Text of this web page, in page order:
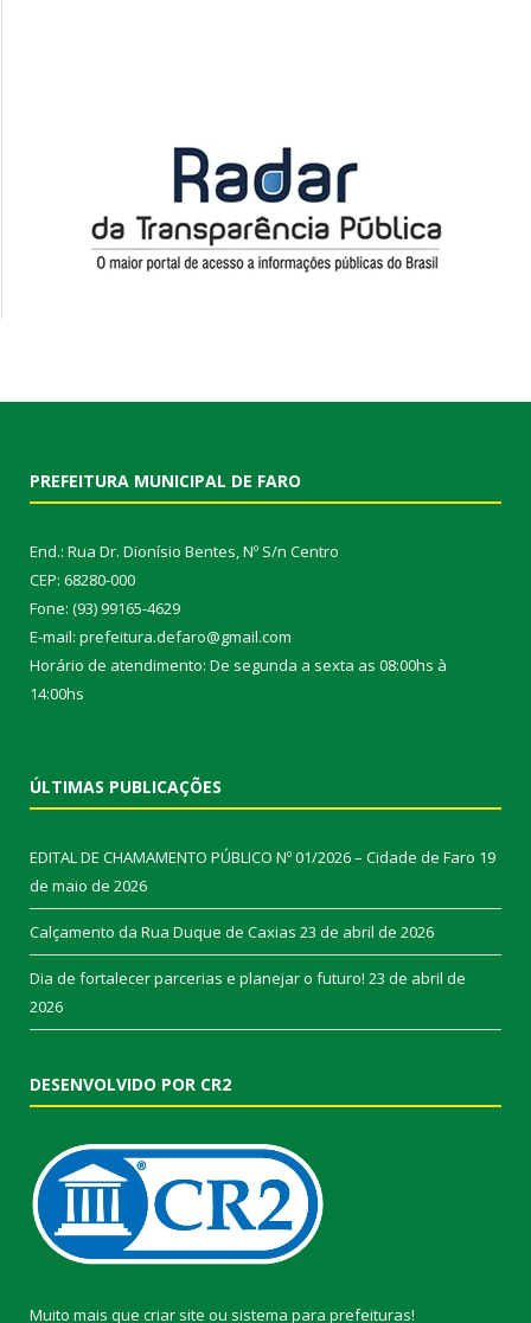
PREFEITURA MUNICIPAL DE FARO
End.: Rua Dr. Dionísio Bentes, Nº S/n Centro
CEP: 68280-000
Fone: (93) 99165-4629
E-mail: prefeitura.defaro@gmail.com
Horário de atendimento: De segunda a sexta as 08:00hs à
14:00hs
ÚLTIMAS PUBLICAÇÕES
EDITAL DE CHAMAMENTO PÚBLICO Nº 01/2026 – Cidade de Faro 19
de maio de 2026
Calçamento da Rua Duque de Caxias 23 de abril de 2026
Dia de fortalecer parcerias e planejar o futuro! 23 de abril de
2026
DESENVOLVIDO POR CR2
Muito mais que criar site ou sistema para prefeituras!